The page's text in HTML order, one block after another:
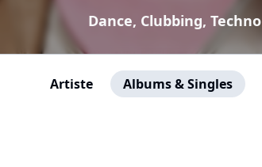
Dance, Clubbing, Techno
Artiste Albums & Singles